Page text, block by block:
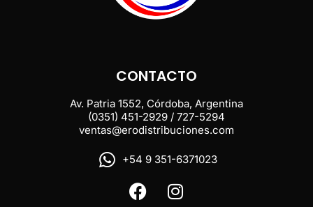
CONTACTO
Av. Patria 1552, Córdoba, Argentina
(0351) 451-2929 / 727-5294
ventas@erodistribuciones.com
+54 9 351-6371023